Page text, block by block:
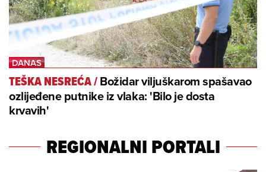
TEŠKA NESREĆA/Božidar viljuškarom spašavao
ozlijeđene putnike iz vlaka: 'Bilo je dosta
krvavih'
REGIONALNI PORTALI